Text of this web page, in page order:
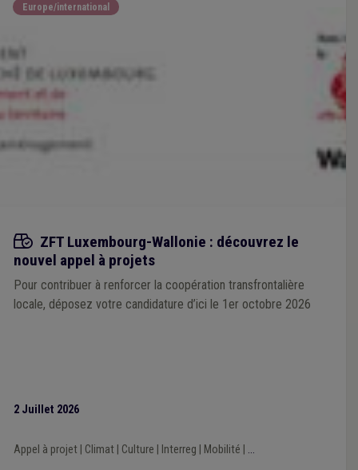
Europe/international
Appels à projets
ZFT Luxembourg-Wallonie : découvrez le
nouvel appel à projets
Pour contribuer à renforcer la coopération transfrontalière
locale, déposez votre candidature d’ici le 1er octobre 2026
2 Juillet 2026
Appel à projet| Climat| Culture Interreg Mobilité ...